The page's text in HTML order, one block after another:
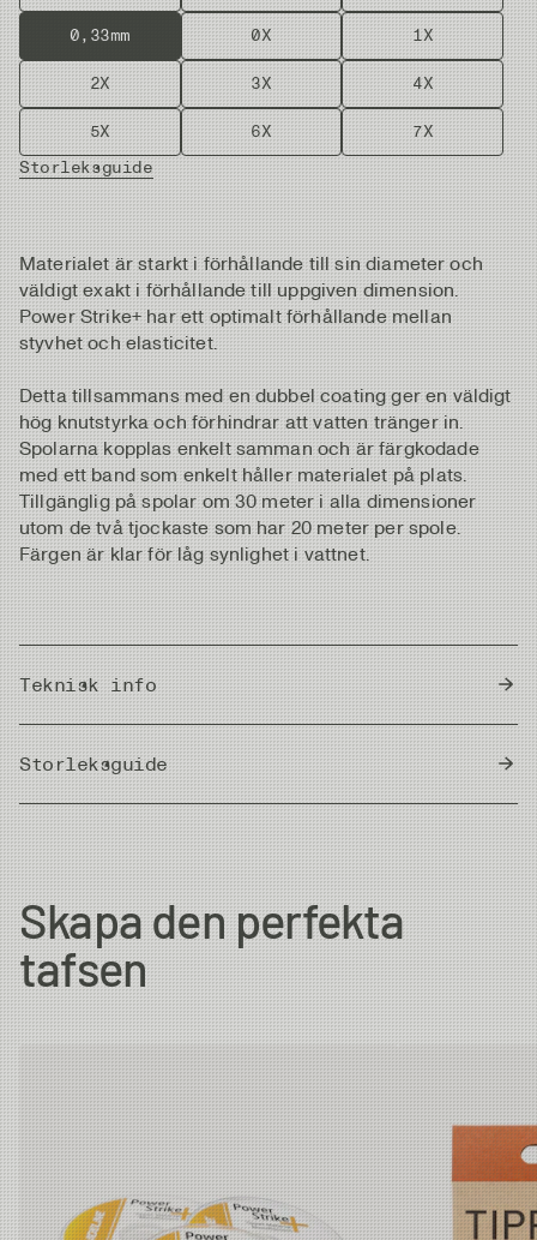
0,33mm 0X 1X
2X 3X 4X
5X 6X
7X
Storleksguide
Materialet är starkt i förhållande till sin diameter och
väldigt exakt i förhållande till uppgiven dimension.
Power Strike+ har ett optimalt förhållande mellan
styvhet och elasticitet.
Detta tillsammans med en dubbel coating ger en väldigt
hög knutstyrka och förhindrar att vatten tränger in.
Spolarna kopplas enkelt samman och är färgkodade
med ett band som enkelt håller materialet på plats.
Tillgänglig på spolar om 30 meter i alla dimensioner
utom de två tjockaste som har 20 meter per spole.
Färgen är klar för låg synlighet i vattnet.
Teknisk info
Country of Origin Japan
Storleksguide
Meter/Cm|Fot/Tum
Diameter Strength Length/Spool
7X 0.104 mm 1.0kg 30m
6X 0.128 mm 1.47kg 30m
30m
Skapa den perfekta
tafsen